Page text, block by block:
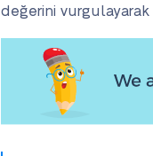
değerini